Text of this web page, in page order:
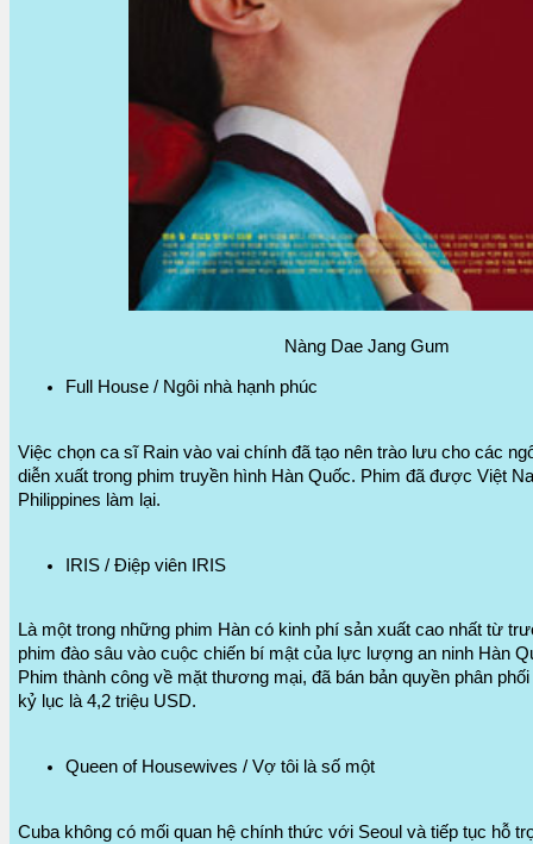
Nàng Dae Jang Gum
Full House / Ngôi nhà hạnh phúc
Việc chọn ca sĩ Rain vào vai chính đã tạo nên trào lưu cho các
diễn xuất trong phim truyền hình Hàn Quốc. Phim đã được Việt
Philippines làm lại.
IRIS / Điệp viên IRIS
Là một trong những phim Hàn có kinh phí sản xuất cao nhất từ
phim đào sâu vào cuộc chiến bí mật của lực lượng an ninh Hàn
Phim thành công về mặt thương mại, đã bán bản quyền phân
kỷ lục là 4,2 triệu USD.
Queen of Housewives / Vợ tôi là số một
Cuba không có mối quan hệ chính thức với Seoul và tiếp tục hỗ